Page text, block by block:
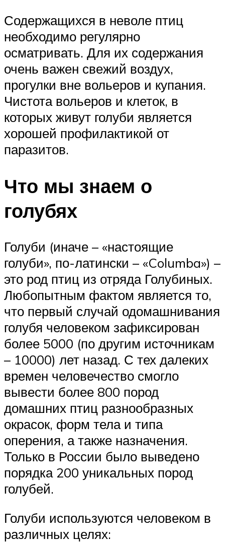
Содержащихся в неволе птиц
необходимо регулярно
осматривать. Для их содержания
очень важен свежий воздух,
прогулки вне вольеров и купания.
Чистота вольеров и клеток, в
которых живут голуби является
хорошей профилактикой от
паразитов.
Что мы знаем о
голубях
Голуби (иначе – «настоящие
голуби», по-латински – «Columba») –
это род птиц из отряда Голубиных.
Любопытным фактом является то,
что первый случай одомашнивания
голубя человеком зафиксирован
более 5000 (по другим источникам
– 10000) лет назад. С тех далеких
времен человечество смогло
вывести более 800 пород
домашних птиц разнообразных
окрасок, форм тела и типа
оперения, а также назначения.
Только в России было выведено
порядка 200 уникальных пород
голубей.
Голуби используются человеком в
различных целях: